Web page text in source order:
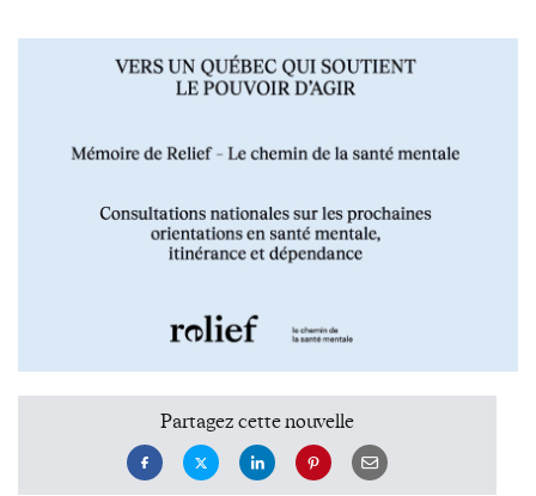
Partagez cette nouvelle